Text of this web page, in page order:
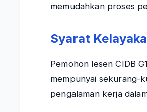
memudahkan proses
Syarat
Pemohon lesen CIDB
mempunyai sekurang-
pengalaman kerja